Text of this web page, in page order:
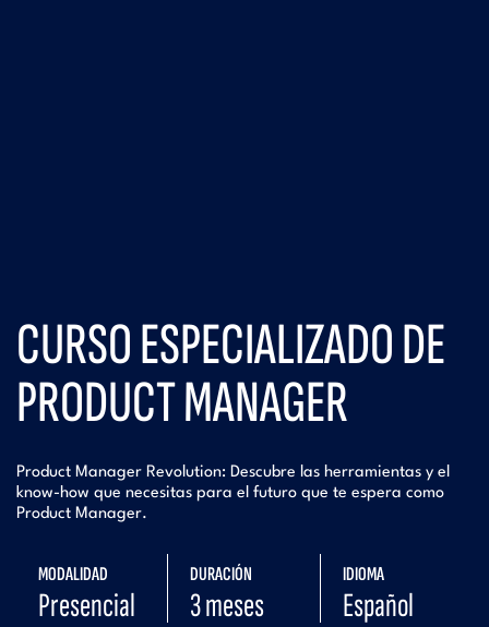
CURSO ESPECIALIZADO DE
PRODUCT MANAGER
Product Manager Revolution: Descubre las herramientas y el
know-how que necesitas para el futuro que te espera como
Product Manager.
MODALIDAD
Presencial
DURACIÓN
3 meses
IDIOMA
Español